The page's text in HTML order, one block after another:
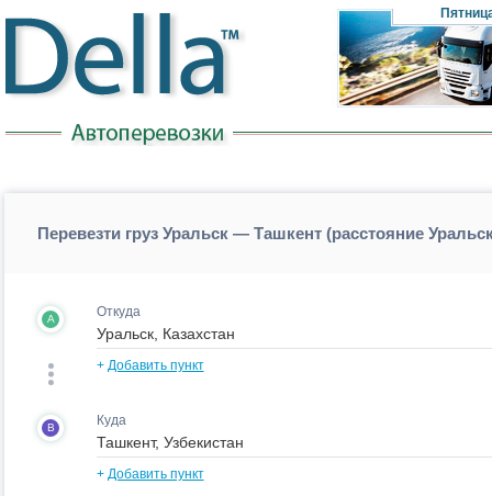
Перевезти груз Уральск — Ташкент (расстояние
A Откуда
+ Добавить пункт
B Куда
+ Добавить пункт